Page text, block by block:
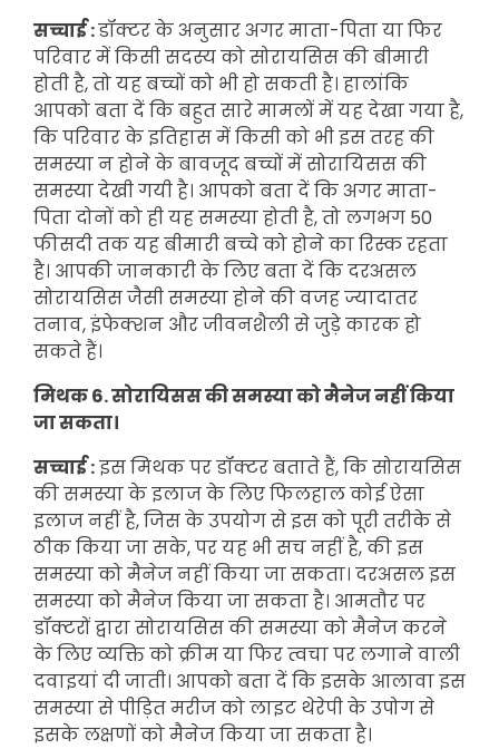
सच्चाई :डॉक्टर के अनुसार अगर माता-पिता या फिर
परिवार में किसी सदस्य को सोरायसिस की बीमारी
होती है, तो यह बच्चों को भी हो सकती है। हालांकि
आपको बता दें कि बहुत सारे मामलों में यह देखा गया है,
कि परिवार के इतिहास में किसी को भी इस तरह की
समस्या न होने के बावजूद बच्चों में सोरायिसस की
समस्या देखी गयी है। आपको बता दें कि अगर माता-
पिता दोनों को ही यह समस्या होती है, तो लगभग 50
फीसदी तक यह बीमारी बच्चे को होने का रिस्क रहता
है। आपकी जानकारी के लिए बता दें कि दरअसल
सोरायसिस जैसी समस्या होने की वजह ज्यादातर
तनाव, इंफेक्शन और जीवनशैली से जुड़े कारक हो
सकते हैं।
मिथक 6. सोरायिसस की समस्या को मैनेज नहीं किया
जा सकता।
सच्चाई :इस मिथक पर डॉक्टर बताते हैं, कि सोरायसिस
की समस्या के इलाज के लिए फिलहाल कोई ऐसा
इलाज नहीं है, जिस के उपयोग से इस को पूरी तरीके से
ठीक किया जा सके, पर यह भी सच नहीं है, की इस
समस्या को मैनेज नहीं किया जा सकता। दरअसल इस
समस्या को मैनेज किया जा सकता है। आमतौर पर
डॉक्टरों द्वारा सोरायसिस की समस्या को मैनेज करने
के लिए व्यक्ति को क्रीम या फिर त्वचा पर लगाने वाली
दवाइयां दी जाती। आपको बता दें कि इसके आलावा इस
समस्या से पीड़ित मरीज को लाइट थेरेपी के उपोग से
इसके लक्षणों को मैनेज किया जा सकता है।